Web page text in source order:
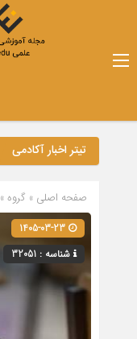
تیتر اخبار آکادمی
صفحه اصلی » گروه »
شناسه : 32051